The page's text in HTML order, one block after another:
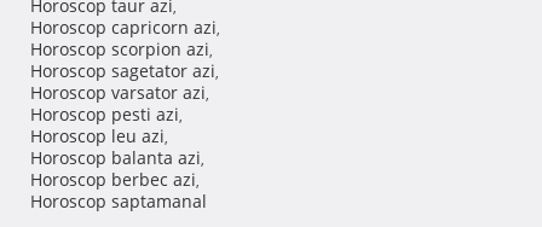
Horoscop taur azi,
Horoscop capricorn azi,
Horoscop scorpion azi,
Horoscop sagetator azi,
Horoscop varsator azi,
Horoscop pesti azi,
Horoscop leu azi,
Horoscop balanta azi,
Horoscop berbec azi,
Horoscop saptamanal